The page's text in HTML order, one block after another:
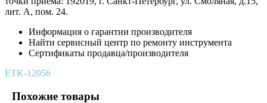
лит. А, пом. 24.
Информация о гарантии производителя
Найти сервисный центр по ремонту инструмента
Сертификаты продавца/производителя
ETK-12056
Похожие товары